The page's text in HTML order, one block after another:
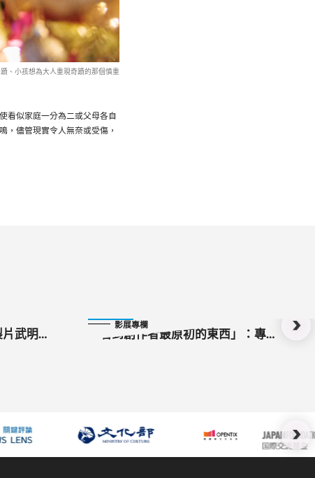
、小孩想為大人重現奇蹟的那個慎重
看似家庭一分為二或父母各自
，儘管現實令人無奈或受傷，
片武明
影展專欄
「看到創作者最原初的東西」：專訪